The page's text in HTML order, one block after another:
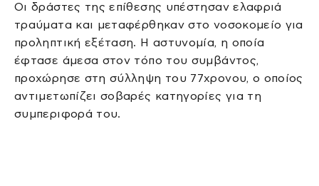
Οι δράστες της επίθεσης υπέστησαν ελαφριά
τραύματα και μεταφέρθηκαν στο νοσοκομείο για
προληπτική εξέταση. Η αστυνομία, η οποία
έφτασε άμεσα στον τόπο του συμβάντος,
προχώρησε στη σύλληψη του 77χρονου, ο οποίος
αντιμετωπίζει σοβαρές κατηγορίες για τη
συμπεριφορά του.